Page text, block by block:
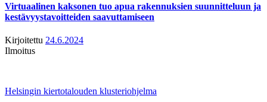
Virtuaalinen kaksonen tuo apua rakennuksien suunnitteluun ja
kestävyystavoitteiden saavuttamiseen
Kirjoitettu 24.6.2024
Ilmoitus
Helsingin kiertotalouden klusteriohjelma